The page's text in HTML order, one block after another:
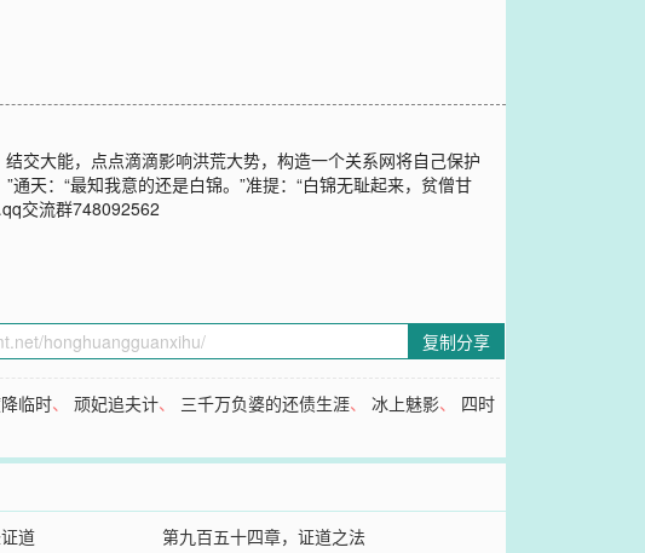
交大能，点点滴滴影响洪荒大势，构造一个关系网将自己保护
天：“最知我意的还是白锦。”准提：“白锦无耻起来，贫僧甘
交流群748092562
复制分享
临时、顽妃追夫计、 三千万负婆的还债生涯、冰上魅影、 四时
道
第九百五十四章，证道之法